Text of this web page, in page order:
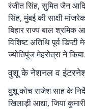
रंजीत सिंह, सुमित जैन
सिंह, मुंबई की साक्षी
बिहार राज्य बाल श्रमिक
विशिष्ट अतिथि पूर्व
ज्योतिपुंज मेहरोत्रा ने किया.
वुशू के नेशनल व
वुशू कोच राजेश साह के
खिलाड़ी आद्या, जिया